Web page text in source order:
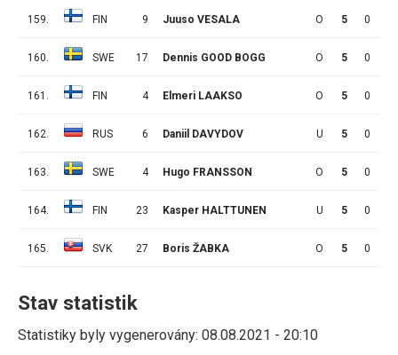
159. FIN 9 Juuso VESALA O 5 0
160. SWE 17 Dennis GOOD BOGG O 5 0
161. FIN 4 Elmeri LAAKSO O 5 0
162. RUS 6 Daniil DAVYDOV U 5 0
163. SWE 4 Hugo FRANSSON O 5 0
164. FIN 23 Kasper HALTTUNEN U 5 0
165. SVK 27 Boris ŽABKA O 5 0
Stav statistik
Statistiky byly vygenerovány: 08.08.2021 - 20:10